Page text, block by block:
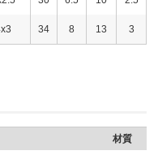
34 8 13 3
材質